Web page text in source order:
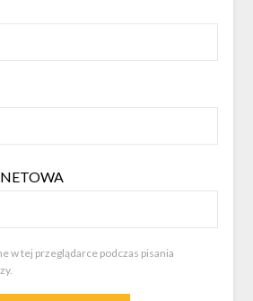
w tej przeglądarce podczas pisania